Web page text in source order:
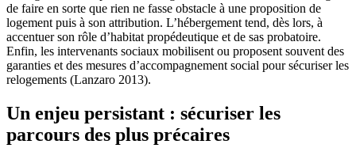
de faire en sorte que rien ne fasse obstacle à une proposition de
logement puis à son attribution. L’hébergement tend, dès lors, à
accentuer son rôle d’habitat propédeutique et de sas probatoire.
Enfin, les intervenants sociaux mobilisent ou proposent souvent des
garanties et des mesures d’accompagnement social pour sécuriser les
relogements (Lanzaro 2013).
Un enjeu persistant : sécuriser les
parcours des plus précaires